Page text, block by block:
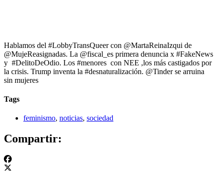
Hablamos del #LobbyTransQueer con @MartaReinaIzqui de
@MujeReasignadas. La @fiscal_es primera denuncia x #FakeNews
y #DelitoDeOdio. Los #menores con NEE ,los más castigados por
la crisis. Trump inventa la #desnaturalización. @Tinder se arruina
sin mujeres
Tags
feminismo, noticias, sociedad
Compartir: